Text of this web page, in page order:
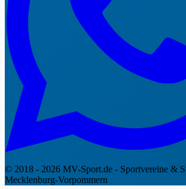
© 2018 - 2026 MV-Sport.de - Sportvereine &
Mecklenburg-Vorpommern